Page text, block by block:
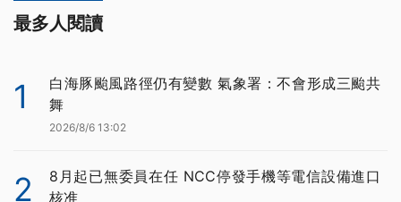
最多人閱讀
1
白海豚颱風路徑仍有變數 氣象署：不會形成三颱共
舞
2026/8/6 13:02
2
8月起已無委員在任 NCC停發手機等電信設備進口
核准